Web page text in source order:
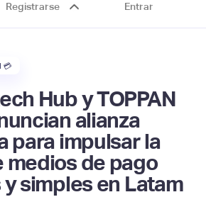
Registrarse Entrar
💳
Hub y TOPPAN
alianza
para impulsar la
medios de pago
simples en Latam